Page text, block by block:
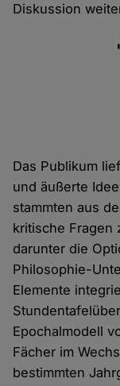
Diskussion
Das Publikum
und äußerte
stammten aus
kritische Fragen
darunter die
Philosophie-
Elemente
Epochalmodell
Fächer im
bestimmten